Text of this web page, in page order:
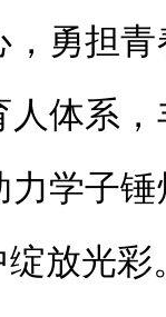
勇担
体系
学子
放光彩